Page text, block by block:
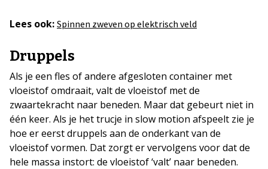
Lees ook: Spinnen zweven op elektrisch veld
Druppels
Als je een fles of andere afgesloten container met
vloeistof omdraait, valt de vloeistof met de
zwaartekracht naar beneden. Maar dat gebeurt niet in
één keer. Als je het trucje in slow motion afspeelt zie je
hoe er eerst druppels aan de onderkant van de
vloeistof vormen. Dat zorgt er vervolgens voor dat de
hele massa instort: de vloeistof ‘valt’ naar beneden.